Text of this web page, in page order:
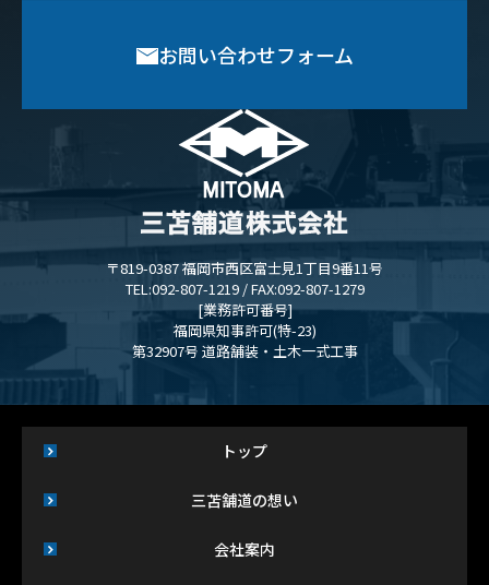
〒819-0387 福岡市西区富士見1丁目9番11号
TEL:092-807-1219 / FAX:092-807-1279
[業務許可番号]
福岡県知事許可(特-23)
第32907号 道路舗装・土木一式工事
お問い合わせフォーム
トップ
三苫舗道の想い
会社案内